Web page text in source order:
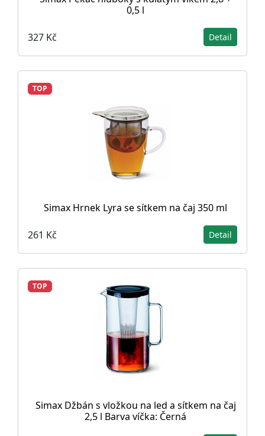
0,5 l
327 Kč Detail
TOP
Simax Hrnek Lyra se sítkem na čaj 350 ml
261 Kč Detail
TOP
Simax Džbán s vložkou na led a sítkem na čaj
2,5 l Barva víčka: Černá